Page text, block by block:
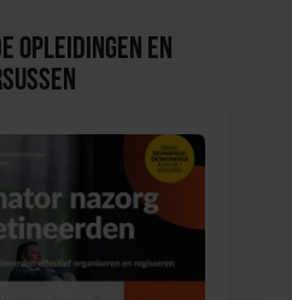
Opleidingen en